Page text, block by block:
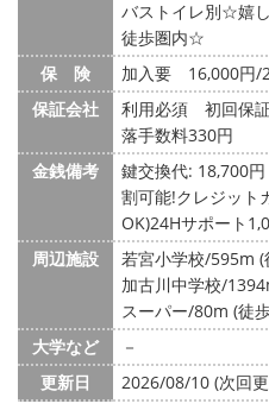
バストイレ別☆嬉
徒歩圏内☆
保 険
加入要 16,000円/
保証会社
利用必須 初回保
落手数料330円
金銭備考
鍵交換代: 18,700円
割可能!クレジット
OK)24Hサポート
周辺施設
若宮小学校/595m (
加古川中学校/
スーパー/80m (徒
大学など
－
更新日
2026/08/10 (次回